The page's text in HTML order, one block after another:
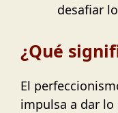
desafiar
¿Qué
El
impulsa a dar